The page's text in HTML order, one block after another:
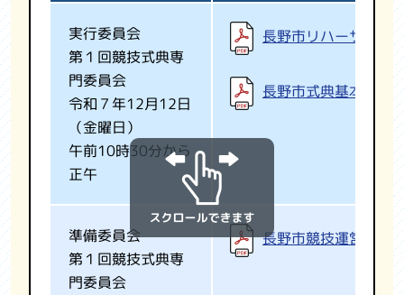
実行委員会
第１回競技式典専
門委員会
令和７年12月12日
（金曜日）
午前10時30分から
正午
長野市リハーサル大
長野市式典基本計画
準備委員会
第１回競技式典専
門委員会
長野市競技運営基本